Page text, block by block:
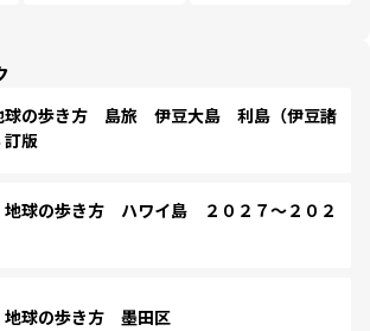
の歩き方 島旅 伊豆大島 利島（伊豆諸
版
球の歩き方 ハワイ島 ２０２７～２０２
球の歩き方 墨田区